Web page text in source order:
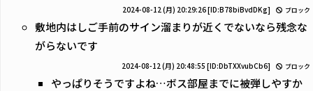
2024-08-12 (月) 20:29:26[ID:B78biBvdDKg] ブロック
敷地内はしご手前のサイン溜まりが近くでないなら残念な
がらないです
2024-08-12 (月) 20:48:55 [ID:DbTXXvubCb6] ブロック
やっぱりそうですよね…ボス部屋までに被弾しやすか